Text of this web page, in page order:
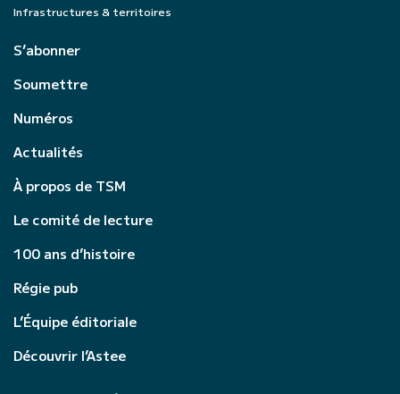
Infrastructures & territoires
S’abonner
Soumettre
Numéros
Actualités
À propos de TSM
Le comité de lecture
100 ans d’histoire
Régie pub
L’Équipe éditoriale
Découvrir l’Astee